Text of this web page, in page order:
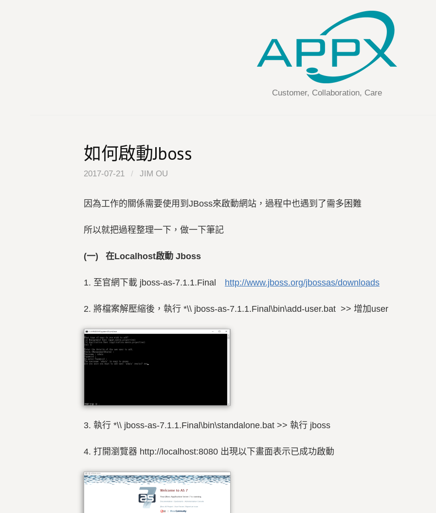
Customer, Collaboration, Care
如何啟動Jboss
2017-07-21 / JIM OU
因為工作的關係需要使用到JBoss來啟動網站，過程中也遇到了需多困難
所以就把過程整理一下，做一下筆記
(一) 在Localhost啟動 Jboss
1. 至官網下載 jboss-as-7.1.1.Final http://www.jboss.org/jbossas/downloads
2. 將檔案解壓縮後， 執行 *\\ jboss-as-7.1.1.Final\bin\add-user.bat >> 增加user
3. 執行 *\\ jboss-as-7.1.1.Final\bin\standalone.bat >> 執行 jboss
4. 打開瀏覽器 http://localhost:8080 出現以下畫面表示已成功啟動